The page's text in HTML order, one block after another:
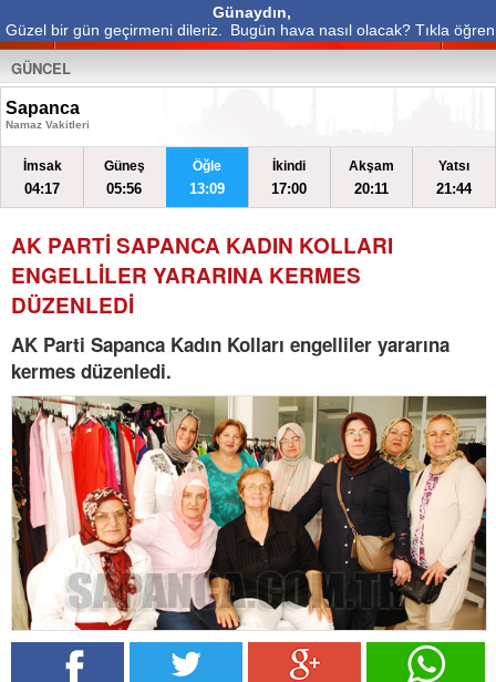
Günaydın,
Güzel bir gün geçirmeni dileriz.
Bugün hava nasıl olacak? Tıkla öğren
GÜNCEL
Sapanca
Namaz Vakitleri
İmsak
04:17
Güneş
05:56
Öğle
13:09
İkindi
17:00
Akşam
20:11
Yatsı
21:44
AK PARTİ SAPANCA KADIN KOLLARI
ENGELLİLER YARARINA KERMES
DÜZENLEDİ
AK Parti Sapanca Kadın Kolları engelliler yararına
kermes düzenledi.